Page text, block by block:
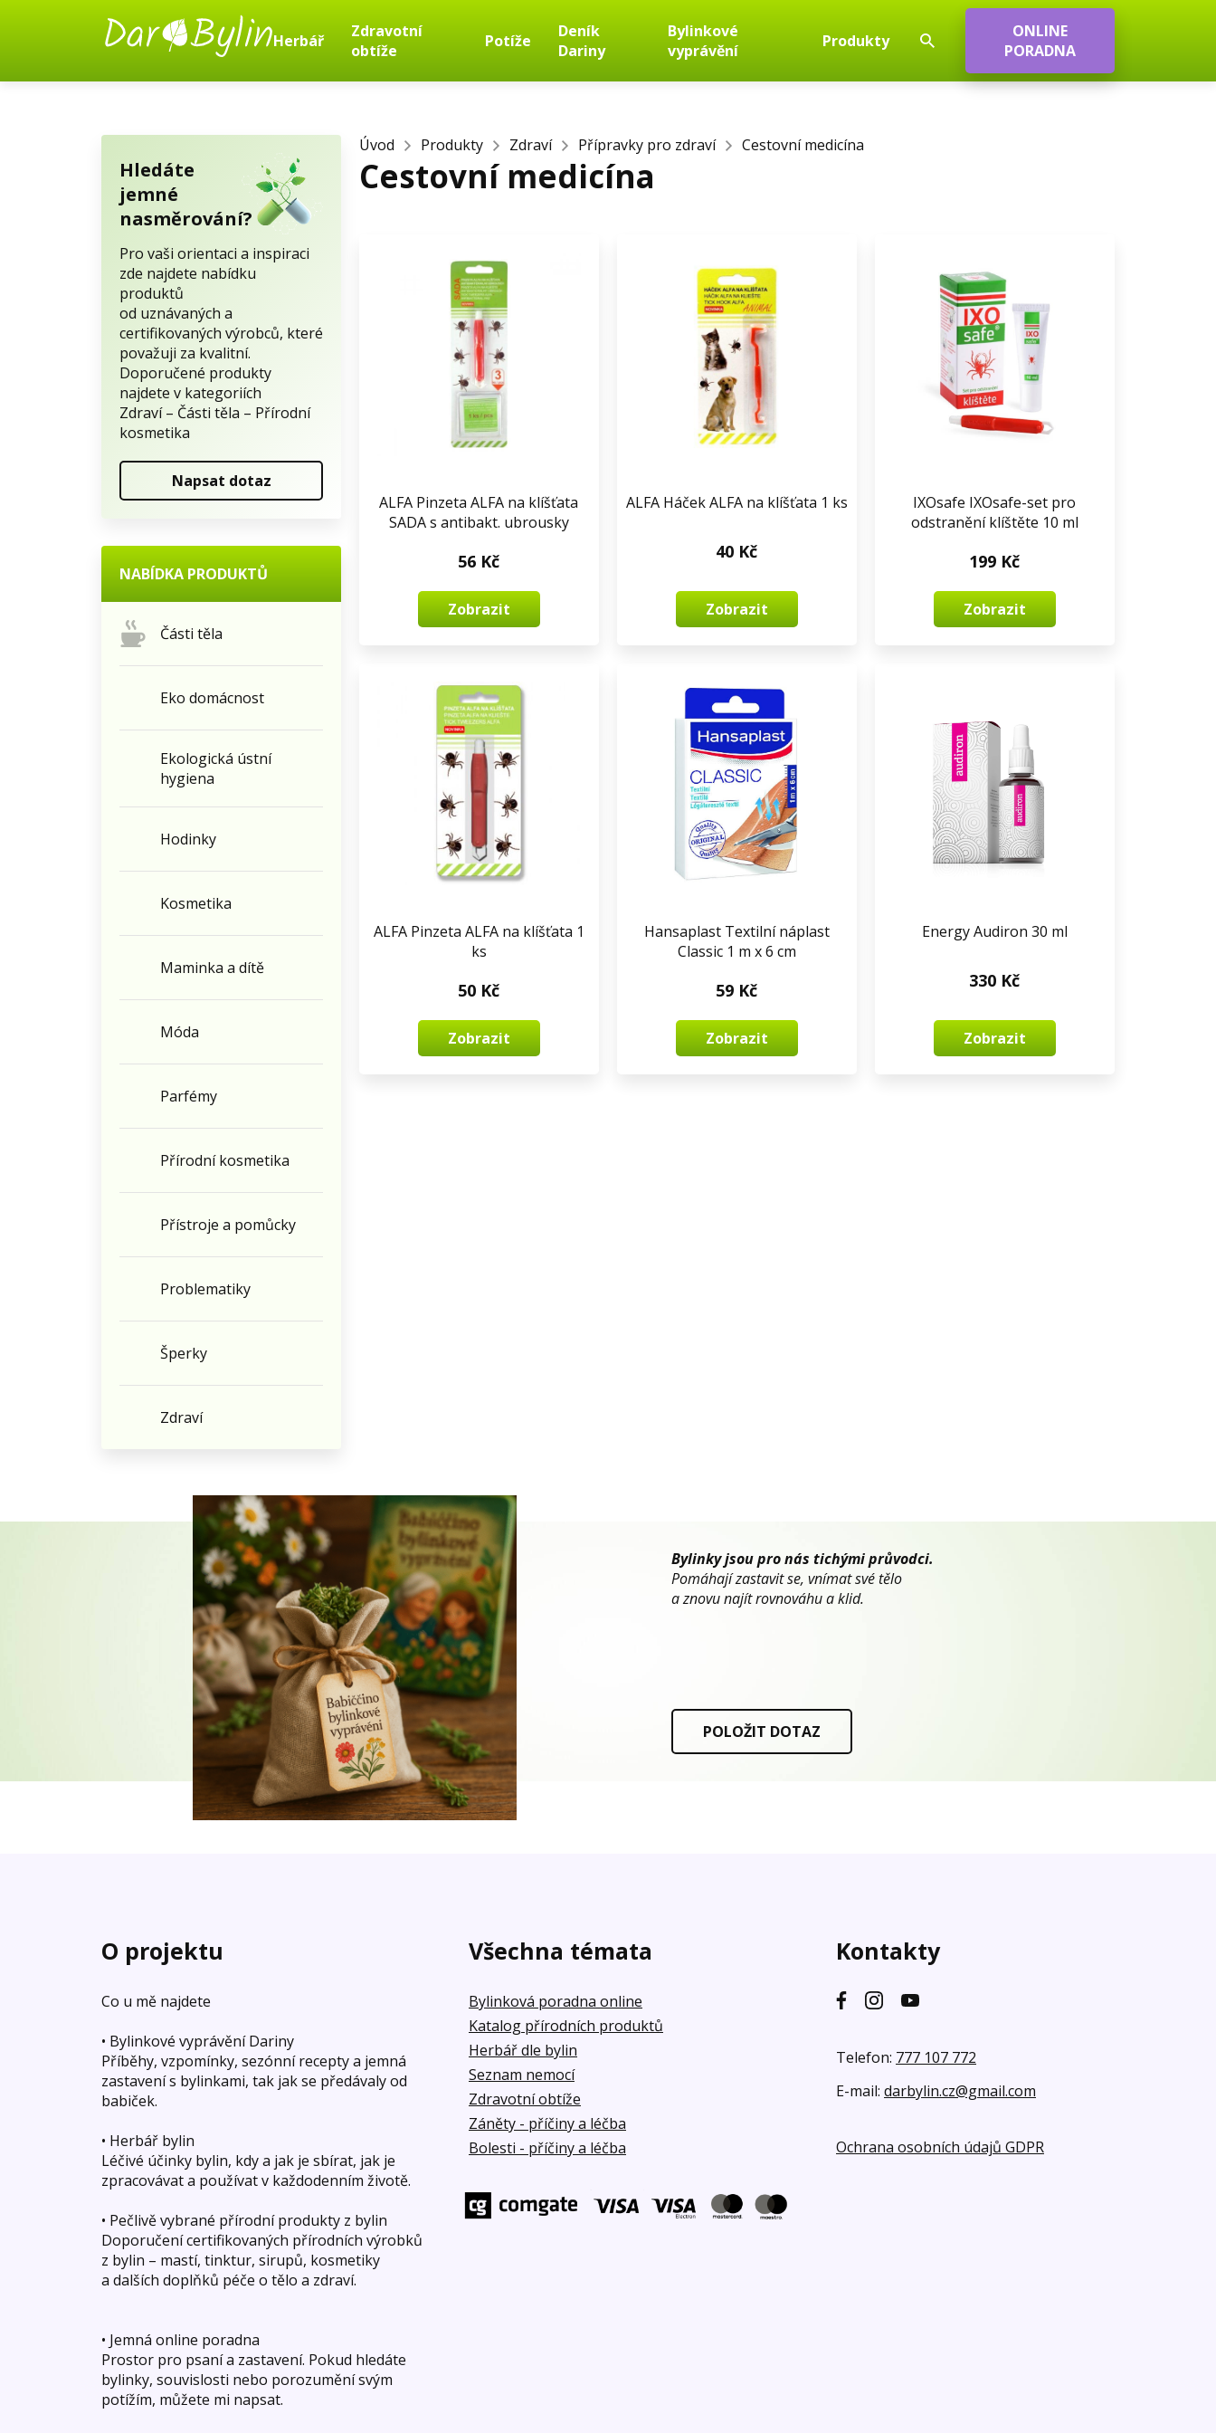
Herbář
Zdravotní
obtíže
Potíže
Deník
Dariny
Bylinkové
vyprávění
Produkty
ONLINE
PORADNA
Hledáte
jemné
nasměrování?
Pro vaši orientaci a inspiraci
zde najdete nabídku
produktů
od uznávaných a
certifikovaných výrobců, které
považuji za kvalitní.
Doporučené produkty
najdete v kategoriích
Zdraví – Části těla – Přírodní
kosmetika
Napsat dotaz
NABÍDKA PRODUKTŮ
Části těla
Eko domácnost
Ekologická ústní
hygiena
Hodinky
Kosmetika
Maminka a dítě
Móda
Parfémy
Přírodní kosmetika
Přístroje a pomůcky
Problematiky
Šperky
Zdraví
Úvod Produkty Zdraví Přípravky pro zdraví Cestovní medicína
Cestovní medicína
ALFA Pinzeta ALFA na klíšťata
SADA s antibakt. ubrousky
56 Kč
Zobrazit
ALFA Háček ALFA na klíšťata 1 ks
40 Kč
Zobrazit
IXOsafe IXOsafe-set pro
odstranění klíštěte 10 ml
199 Kč
Zobrazit
ALFA Pinzeta ALFA na klíšťata 1
ks
50 Kč
Zobrazit
Hansaplast Textilní náplast
Classic 1 m x 6 cm
59 Kč
Zobrazit
Energy Audiron 30 ml
330 Kč
Zobrazit
Bylinky jsou pro nás tichými průvodci.
Pomáhají zastavit se, vnímat své tělo
a znovu najít rovnováhu a klid.
POLOŽIT DOTAZ
O projektu
Co u mě najdete
• Bylinkové vyprávění Dariny
Příběhy, vzpomínky, sezónní recepty a jemná
zastavení s bylinkami, tak jak se předávaly od
babiček.
• Herbář bylin
Léčivé účinky bylin, kdy a jak je sbírat, jak je
zpracovávat a používat v každodenním životě.
• Pečlivě vybrané přírodní produkty z bylin
Doporučení certifikovaných přírodních výrobků
z bylin – mastí, tinktur, sirupů, kosmetiky
a dalších doplňků péče o tělo a zdraví.
• Jemná online poradna
Prostor pro psaní a zastavení. Pokud hledáte
bylinky, souvislosti nebo porozumění svým
potížím, můžete mi napsat.
Všechna témata
Bylinková poradna online
Katalog přírodních produktů
Herbář dle bylin
Seznam nemocí
Zdravotní obtíže
Záněty - příčiny a léčba
Bolesti - příčiny a léčba
Kontakty
Telefon: 777 107 772
E-mail: darbylin.cz@gmail.com
Ochrana osobních údajů GDPR